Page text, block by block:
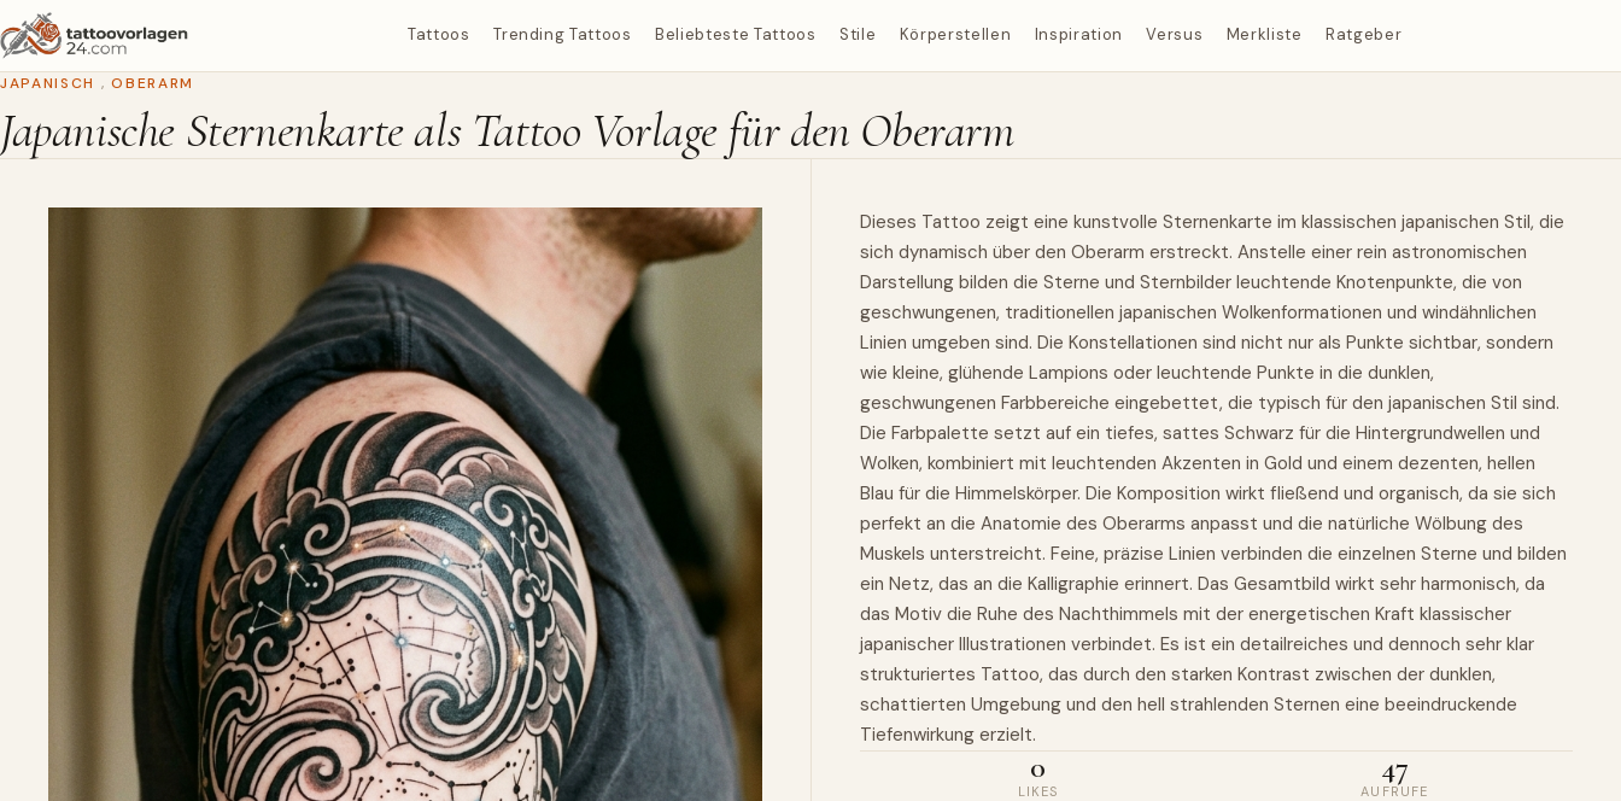
Tattoos Trending Tattoos Beliebteste Tattoos Stile Körperstellen Inspiration Versus Merkliste Ratgeber
JAPANISCH , OBERARM
Japanische Sternenkarte als Tattoo Vorlage für den Oberarm
Dieses Tattoo zeigt eine kunstvolle Sternenkarte im klassischen japanischen Stil, die
sich dynamisch über den Oberarm erstreckt. Anstelle einer rein astronomischen
Darstellung bilden die Sterne und Sternbilder leuchtende Knotenpunkte, die von
geschwungenen, traditionellen japanischen Wolkenformationen und windähnlichen
Linien umgeben sind. Die Konstellationen sind nicht nur als Punkte sichtbar, sondern
wie kleine, glühende Lampions oder leuchtende Punkte in die dunklen,
geschwungenen Farbbereiche eingebettet, die typisch für den japanischen Stil sind.
Die Farbpalette setzt auf ein tiefes, sattes Schwarz für die Hintergrundwellen und
Wolken, kombiniert mit leuchtenden Akzenten in Gold und einem dezenten, hellen
Blau für die Himmelskörper. Die Komposition wirkt fließend und organisch, da sie sich
perfekt an die Anatomie des Oberarms anpasst und die natürliche Wölbung des
Muskels unterstreicht. Feine, präzise Linien verbinden die einzelnen Sterne und bilden
ein Netz, das an die Kalligraphie erinnert. Das Gesamtbild wirkt sehr harmonisch, da
das Motiv die Ruhe des Nachthimmels mit der energetischen Kraft klassischer
japanischer Illustrationen verbindet. Es ist ein detailreiches und dennoch sehr klar
strukturiertes Tattoo, das durch den starken Kontrast zwischen der dunklen,
schattierten Umgebung und den hell strahlenden Sternen eine beeindruckende
Tiefenwirkung erzielt.
0
LIKES
47
AUFRUFE